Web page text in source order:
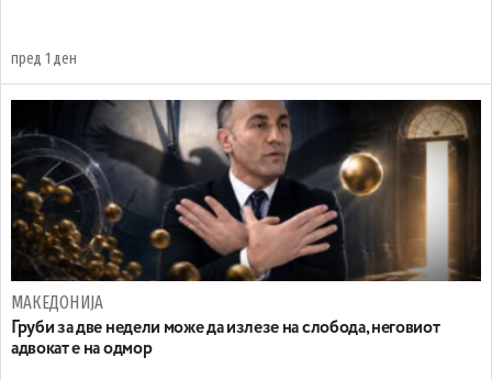
пред 1 ден
МАКЕДОНИЈА
Груби за две недели може да излезе на слобода, неговиот
адвокат е на одмор